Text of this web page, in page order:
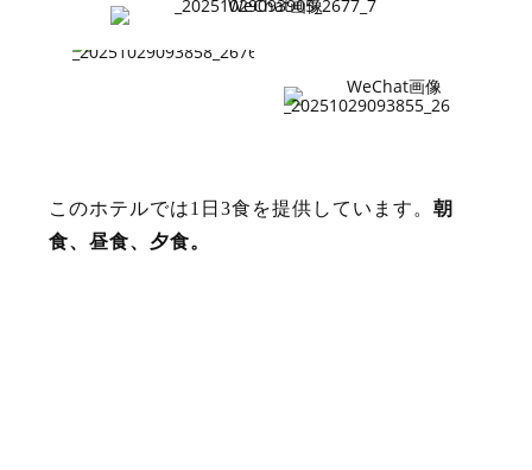
このホテルでは1日3食を提供しています。 朝
食、昼食、夕食。